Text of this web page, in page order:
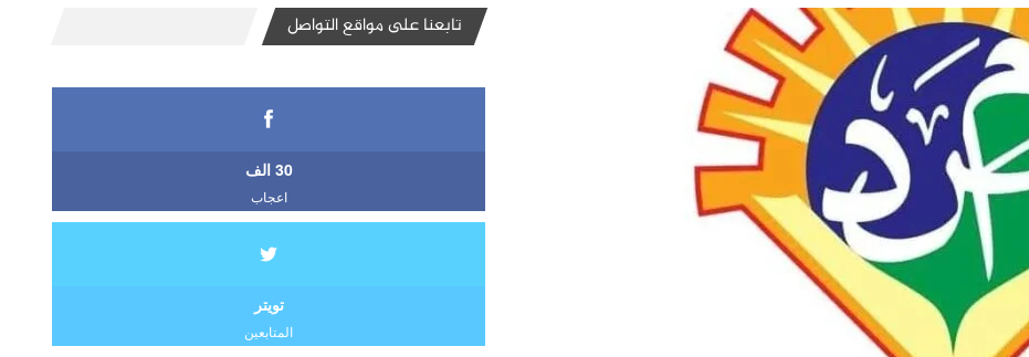
تابعنا على مواقع التواصل
30 الف
اعجاب
تويتر
المتابعين